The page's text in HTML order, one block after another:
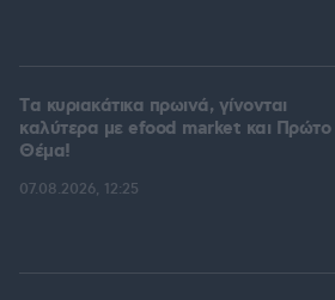
Tα κυριακάτικα πρωινά, γίνονται
καλύτερα με efood market και Πρώτο
Θέμα!
07.08.2026, 12:25